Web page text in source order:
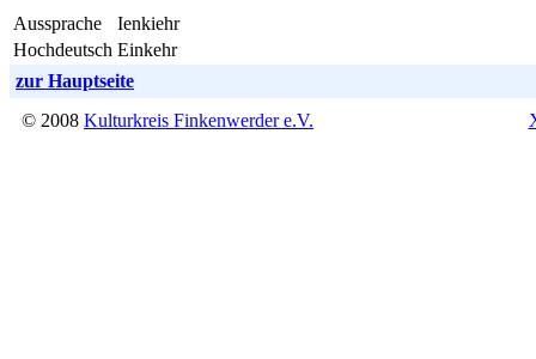
Aussprache
Ienkiehr
Hochdeutsch Einkehr
zur Hauptseite
© 2008 Kulturkreis Finkenwerder e.V.